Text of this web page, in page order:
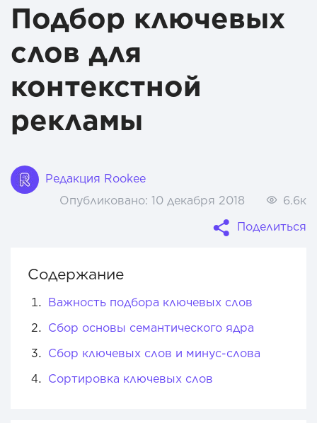
Подбор ключевых
слов для
контекстной
рекламы
Редакция Rookee
Опубликовано: 10 декабря 2018
6.6к
Поделиться
Содержание
Важность подбора ключевых слов
Сбор основы семантического ядра
Сбор ключевых слов и минус-слова
Сортировка ключевых слов